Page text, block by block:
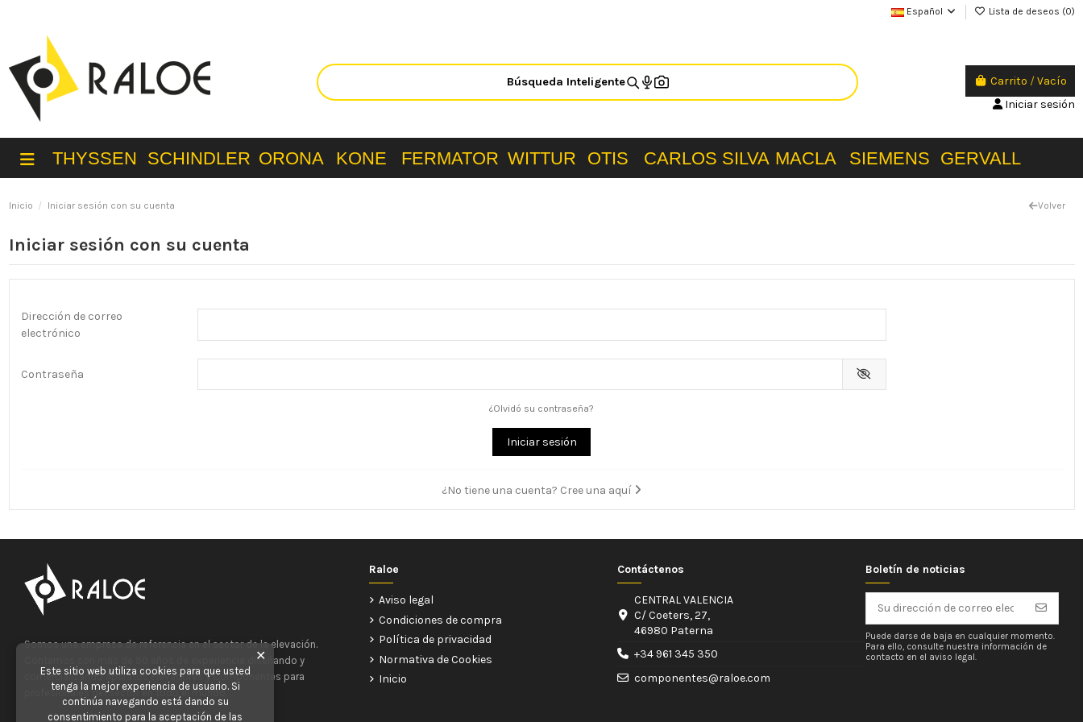
Español Lista de deseos (0)
Búsqueda Inteligente Carrito /Vacío
Iniciar sesión
THYSSEN SCHINDLER ORONA KONE FERMATOR WITTUR OTIS CARLOS SILVA MACLA SIEMENS GERVALL
Inicio Iniciar sesión con su cuenta Volver
Iniciar sesión con su cuenta
Dirección de correo
electrónico
Contraseña
¿Olvidó su contraseña?
Iniciar sesión
¿No tiene una cuenta? Cree una aquí
Somos una empresa de referencia en el sector de la elevación.
Contamos con más de 50 años de experiencia diseñando y
comercializando Aparatos Elevadores y Componentes para
profesionales del sector en todo el mundo.
Raloe
Aviso legal
Condiciones de compra
Política de privacidad
Normativa de Cookies
Inicio
Contáctenos
CENTRAL VALENCIA
C/ Coeters, 27,
46980 Paterna
+34 961 345 350
componentes@raloe.com
Boletín de noticias
Puede darse de baja en cualquier momento.
Para ello, consulte nuestra información de
contacto en el aviso legal.
✕
Este sitio web utiliza cookies para que usted
tenga la mejor experiencia de usuario. Si
continúa navegando está dando su
consentimiento para la aceptación de las